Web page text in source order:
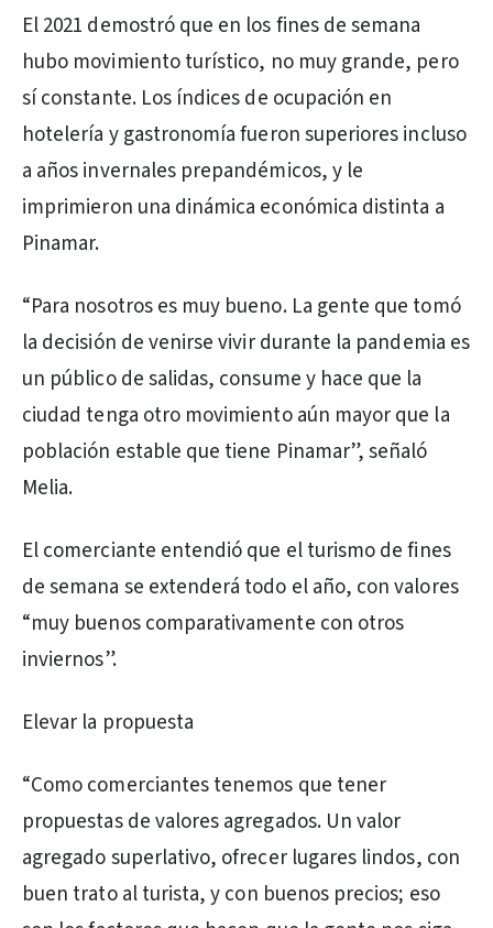
El 2021 demostró que en los fines de semana
hubo movimiento turístico, no muy grande, pero
sí constante. Los índices de ocupación en
hotelería y gastronomía fueron superiores incluso
a años invernales prepandémicos, y le
imprimieron una dinámica económica distinta a
Pinamar.
“Para nosotros es muy bueno. La gente que tomó
la decisión de venirse vivir durante la pandemia es
un público de salidas, consume y hace que la
ciudad tenga otro movimiento aún mayor que la
población estable que tiene Pinamar”, señaló
Melia.
El comerciante entendió que el turismo de fines
de semana se extenderá todo el año, con valores
“muy buenos comparativamente con otros
inviernos”.
Elevar la propuesta
“Como comerciantes tenemos que tener
propuestas de valores agregados. Un valor
agregado superlativo, ofrecer lugares lindos, con
buen trato al turista, y con buenos precios; eso